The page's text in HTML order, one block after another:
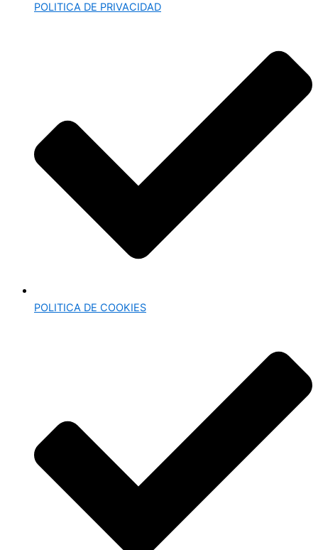
POLITICA DE PRIVACIDAD
POLITICA DE COOKIES